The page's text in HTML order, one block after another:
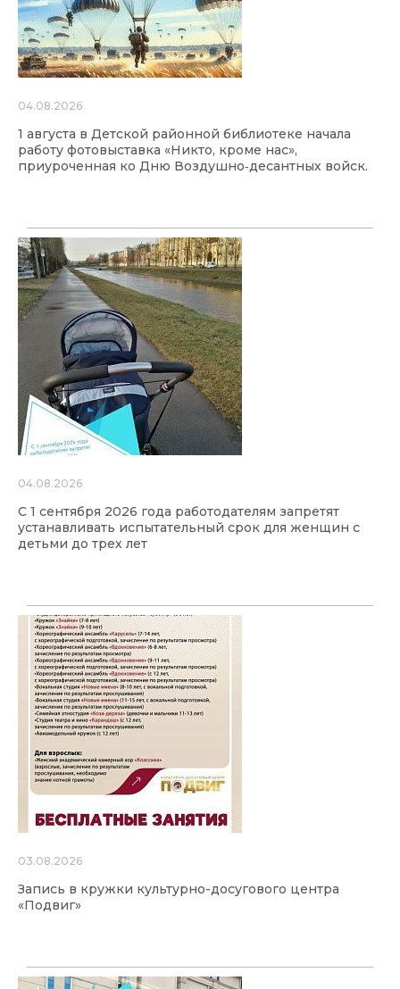
04.08.2026
1 августа в Детской районной библиотеке начала
работу фотовыставка «Никто, кроме нас»,
приуроченная ко Дню Воздушно‑десантных войск.
04.08.2026
С 1 сентября 2026 года работодателям запретят
устанавливать испытательный срок для женщин с
детьми до трех лет
03.08.2026
Запись в кружки культурно-досугового центра
«Подвиг»